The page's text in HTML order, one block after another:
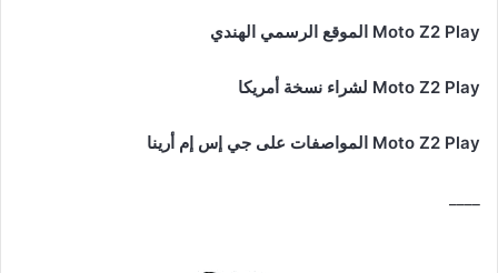
Moto Z2 Play الموقع الرسمي الهندي
Moto Z2 Play لشراء نسخة أمريكا
Moto Z2 Play المواصفات على جي إس إم أرينا